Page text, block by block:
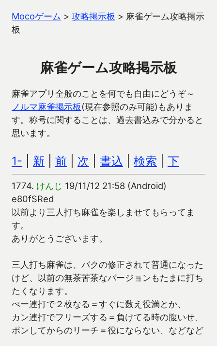
Mocoゲーム > 攻略掲示板 > 麻雀ゲーム攻略掲示
板
麻雀ゲーム攻略掲示板
麻雀アプリ全般のことを何でも自由にどうぞ～
ノルマ麻雀掲示板(現在参照のみ可能)もありま
す。称号に関することは、過去書込みで分かると
思います。
1- 新 前 次 書込 検索 下
1774. けんじ 19/11/12 21:58 (Android)
e80fSRed
以前より三人打ち麻雀を楽しませてもらってま
す。
ありがとうございます。
三人打ち麻雀は、バクの修正されて普通になった
けど、以前の無茶苦茶なバージョンもたまに打ち
たくなります。
ぺー連打で２枚なる＝すぐに数え役満とか、
カン連打でフリーズする＝負けてる時の腹いせ、
ポンしてからのリーチ＝役にならない、などなど